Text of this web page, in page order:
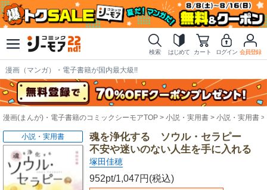
検索 はじめて カート ログイン 会員登録
漫画（マンガ）・電子書籍が国内最大級!!
漫画(まんが)・電子書籍のコミックシーモアTOP 小説・実用書 小説・実用書
魂を浄化する ソウル・セラピー
不安や迷いのない人生を手に入れる
塚田佳穂
952pt/1,047円(税込)
小説・実用書